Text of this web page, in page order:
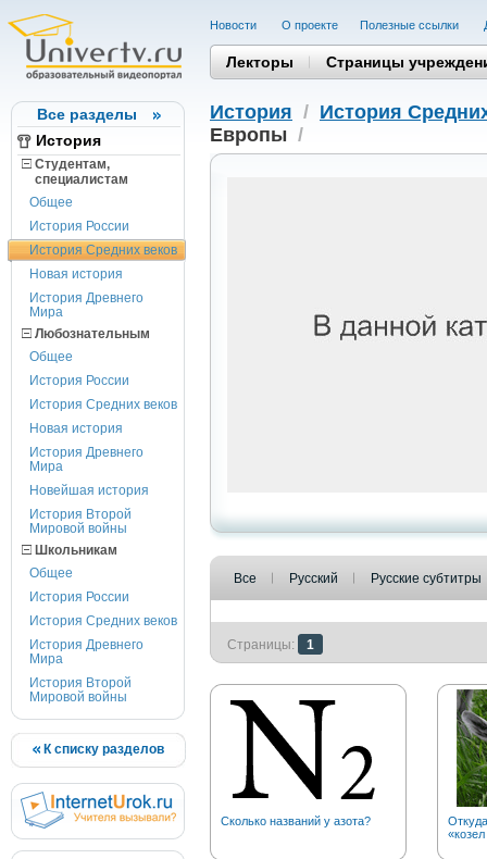
Все разделы
История
Студентам,
cпециалистам
Общее
История России
История Средних веков
Новая история
История Древнего
Мира
Любознательным
Общее
История России
История Средних веков
Новая история
История Древнего
Мира
Новейшая история
История Второй
Мировой войны
Школьникам
Общее
История России
История Средних веков
История Древнего
Мира
История Второй
Мировой войны
К списку разделов
Новости О проекте Полезные cсылки
Лекторы Страницы
История / История
Европы /
Все Русский Русские субтитры
Страницы: 1
Сколько названий у азота?